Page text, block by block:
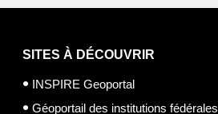
SITES À DÉCOUVRIR
INSPIRE Geoportal
Géoportail des institutions fédérales